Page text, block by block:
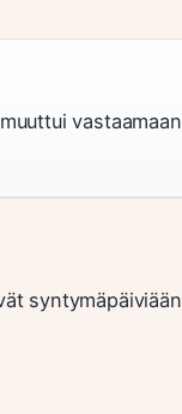
vastaamaan
syntymäpäiviään